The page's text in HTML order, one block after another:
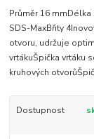
Průměr 16
SDS-MaxBřity
otvoru, udržuje
vrtákuŠpička vrtáku
kruhových
Dostupnost